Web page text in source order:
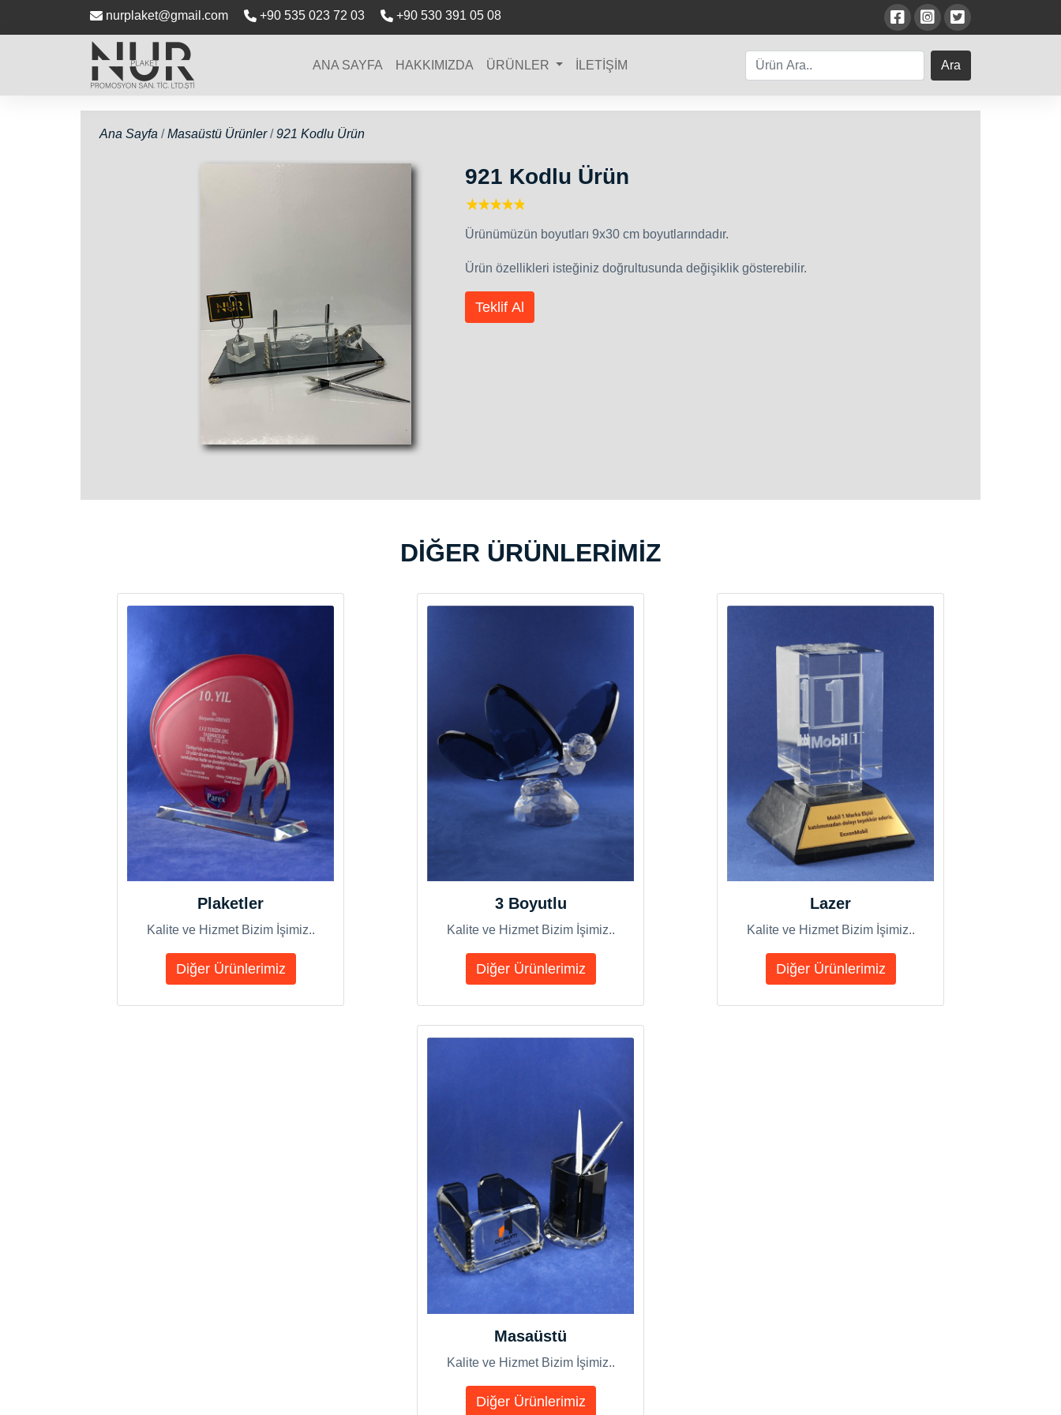
nurplaket@gmail.com +90 535 023 72 03 +90 530 391 05 08
ANA SAYFA HAKKIMIZDA ÜRÜNLER İLETİŞİM Ara
Ana Sayfa /Masaüstü Ürünler/921 Kodlu Ürün
921 Kodlu Ürün
4 stars
3 stars
2 stars
1 star
Ürünümüzün boyutları 9x30 cm boyutlarındadır.
Ürün özellikleri isteğiniz doğrultusunda değişiklik gösterebilir.
Teklif Al
DİĞER ÜRÜNLERİMİZ
Plaketler
Kalite ve Hizmet Bizim İşimiz..
Diğer Ürünlerimiz
3 Boyutlu
Kalite ve Hizmet Bizim İşimiz..
Diğer Ürünlerimiz
Lazer
Kalite ve Hizmet Bizim İşimiz..
Diğer Ürünlerimiz
Masaüstü
Kalite ve Hizmet Bizim İşimiz..
Diğer Ürünlerimiz